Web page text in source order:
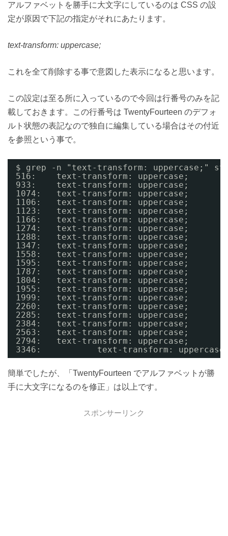
アルファベットを勝手に大文字にしているのは CSS の設
定が原因で下記の指定がそれにあたります。
text-transform: uppercase;
これを全て削除する事で意図した表示になると思います。
この設定は至る所に入っているので今回は行番号のみを記
載しておきます。この行番号は TwentyFourteen のデフォ
ルト状態の表記なので独自に編集している場合はその付近
を参照という事で。
$ grep -n "text-transform: uppercase;"
516:    text-transform: uppercase;
933:    text-transform: uppercase;
1074:   text-transform: uppercase;
1106:   text-transform: uppercase;
1123:   text-transform: uppercase;
1166:   text-transform: uppercase;
1274:   text-transform: uppercase;
1288:   text-transform: uppercase;
1347:   text-transform: uppercase;
1558:   text-transform: uppercase;
1595:   text-transform: uppercase;
1787:   text-transform: uppercase;
1804:   text-transform: uppercase;
1955:   text-transform: uppercase;
1999:   text-transform: uppercase;
2260:   text-transform: uppercase;
2285:   text-transform: uppercase;
2384:   text-transform: uppercase;
2563:   text-transform: uppercase;
2794:   text-transform: uppercase;
3346:           text-transform:
簡単でしたが、「TwentyFourteen でアルファベットが勝
手に大文字になるのを修正」は以上です。
スポンサーリンク